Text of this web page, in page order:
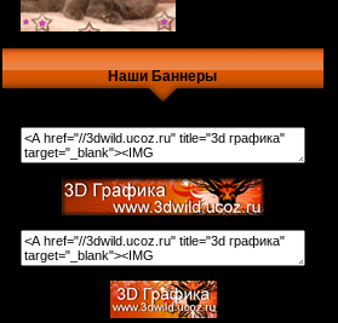
Наши Баннеры